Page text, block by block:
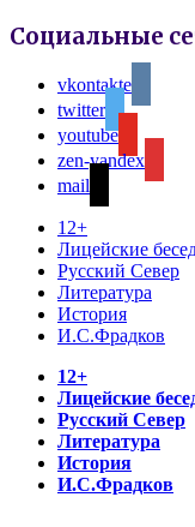
Социальные
vkontakte
twitter
youtube
zen-yandex
mail
12+
Лицейские
Русский Север
Литература
История
И.С.Фрадков
12+
Лицейские
Русский Север
Литература
История
И.С.Фрадков